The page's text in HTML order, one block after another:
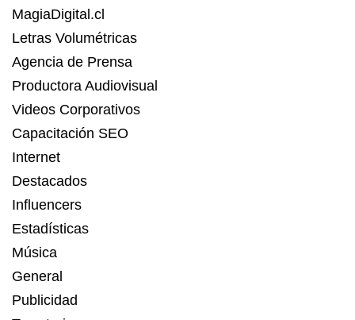
MagiaDigital.cl
Letras Volumétricas
Agencia de Prensa
Productora Audiovisual
Videos Corporativos
Capacitación SEO
Internet
Destacados
Influencers
Estadísticas
Música
General
Publicidad